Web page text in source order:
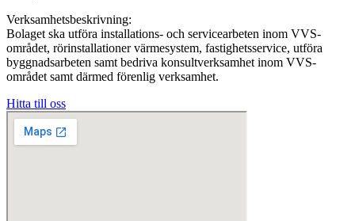
Verksamhetsbeskrivning:
Bolaget ska utföra installations- och servicearbeten inom VVS-
området, rörinstallationer värmesystem, fastighetsservice, utföra
byggnadsarbeten samt bedriva konsultverksamhet inom VVS-
området samt därmed förenlig verksamhet.
Hitta till oss